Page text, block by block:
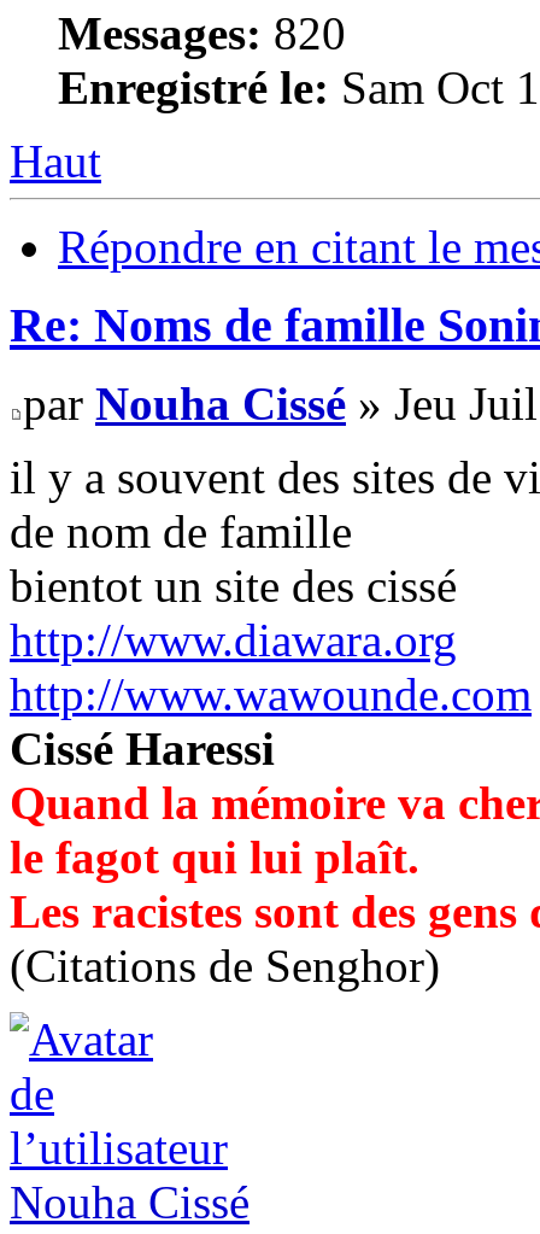
Messages: 820
Enregistré le: Sam Oct
Haut
Répondre en citant le
Re: Noms de famille
par Nouha Cissé » Jeu
il y a souvent des sites de
de nom de famille
bientot un site des cissé
http://www.diawara.org
http://www.wawounde.com
Cissé Haressi
Quand la mémoire va
le fagot qui lui plaît.
Les racistes sont des
(Citations de Senghor)
Nouha Cissé